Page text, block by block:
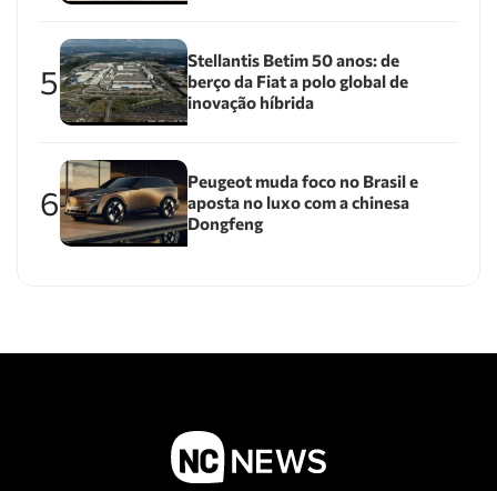
5
Stellantis Betim 50 anos: de
berço da Fiat a polo global de
inovação híbrida
6
Peugeot muda foco no Brasil e
aposta no luxo com a chinesa
Dongfeng